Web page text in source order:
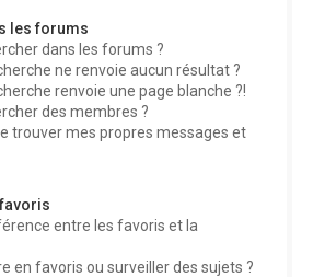
les forums
dans les forums ?
ne renvoie aucun résultat ?
renvoie une page blanche ?!
des membres ?
trouver mes propres messages et
entre les favoris et la
en favoris ou surveiller des sujets ?